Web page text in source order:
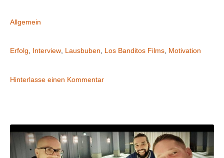
Allgemein
Erfolg, Interview, Lausbuben, Los Banditos Films, Motivation
Hinterlasse einen Kommentar